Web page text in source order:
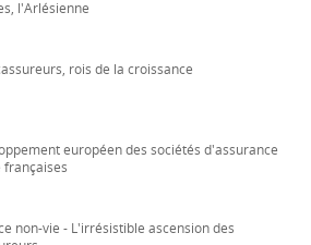
l'Arlésienne
rois de la croissance
européen des sociétés d'assurance
françaises
non-vie - L'irrésistible ascension des